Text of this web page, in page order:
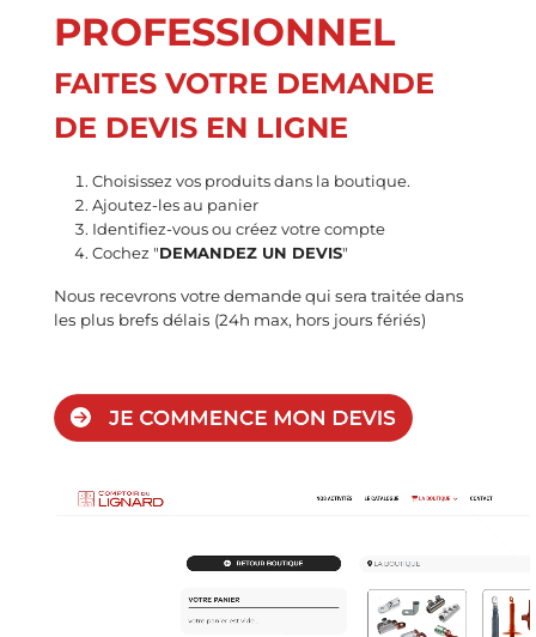
PROFESSIONNEL
FAITES VOTRE DEMANDE
DE DEVIS EN LIGNE
Choisissez vos produits dans la boutique.
Ajoutez-les au panier
Identifiez-vous ou créez votre compte
Cochez "DEMANDEZ UN DEVIS"
Nous recevrons votre demande qui sera traitée dans
les plus brefs délais (24h max, hors jours fériés)